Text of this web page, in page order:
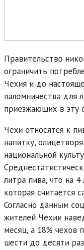
Правительство
ограничить
Чехия и до
паломничества для
приезжающих в эту
Чехи относятся к
напитку,
национальной
литра пива, что на
которая считается
Согласно данным
жителей Чехии
месяц, а 18% чехов
шести до десяти